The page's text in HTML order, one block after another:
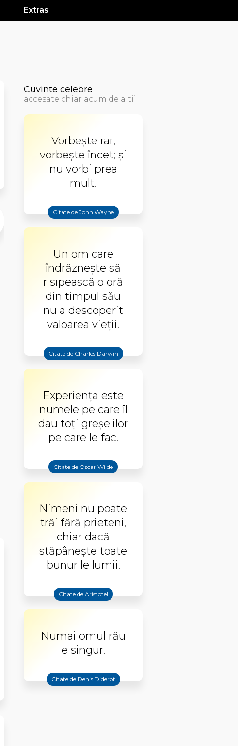
Extras
Cuvinte celebre
accesate chiar acum de altii
Vorbeşte rar,
vorbeşte încet; şi
nu vorbi prea
mult.
Citate de John Wayne
Un om care
îndrăzneşte să
risipească o oră
din timpul său
nu a descoperit
valoarea vieţii.
Citate de Charles Darwin
Experiența este
numele pe care îl
dau toți greșelilor
pe care le fac.
Citate de Oscar Wilde
Nimeni nu poate
trăi fără prieteni,
chiar dacă
stăpâneşte toate
bunurile lumii.
Citate de Aristotel
Numai omul rău
e singur.
Citate de Denis Diderot